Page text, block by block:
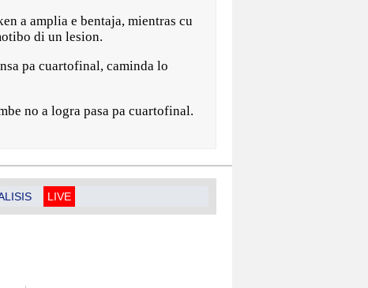
a amplia e bentaja, mientras cu
di un lesion.
pa cuartofinal, caminda lo
no a logra pasa pa cuartofinal.
LIVE